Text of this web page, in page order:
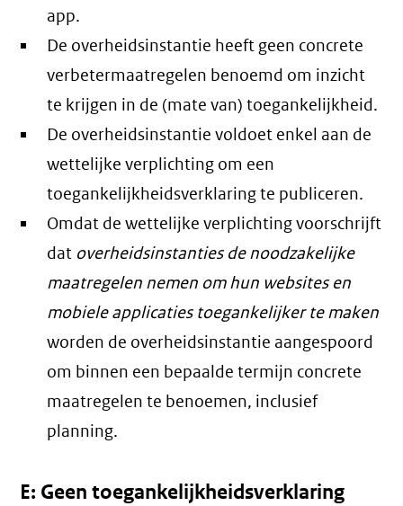
app.
De overheidsinstantie heeft geen concrete
verbetermaatregelen benoemd om inzicht
te krijgen in de (mate van) toegankelijkheid.
De overheidsinstantie voldoet enkel aan de
wettelijke verplichting om een
toegankelijkheidsverklaring te publiceren.
Omdat de wettelijke verplichting voorschrijft
dat overheidsinstanties de noodzakelijke
maatregelen nemen om hun websites en
mobiele applicaties toegankelijker te maken
worden de overheidsinstantie aangespoord
om binnen een bepaalde termijn concrete
maatregelen te benoemen, inclusief
planning.
E: Geen toegankelijkheidsverklaring